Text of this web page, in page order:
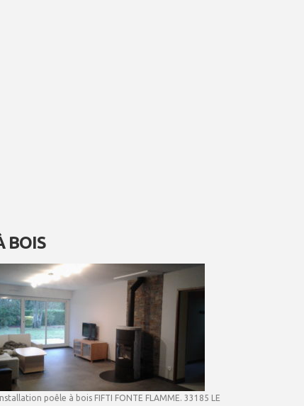
BOIS
poêle à bois FIFTI FONTE FLAMME. 33185 LE